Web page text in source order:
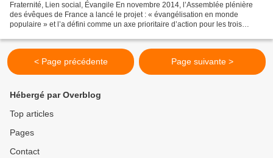
Fraternité, Lien social, Évangile En novembre 2014, l’Assemblée plénière
des évêques de France a lancé le projet : « évangélisation en monde
populaire » et l’a défini comme un axe prioritaire d’action pour les trois
< Page précédente Page suivante >
Hébergé par Overblog
Top articles
Pages
Contact